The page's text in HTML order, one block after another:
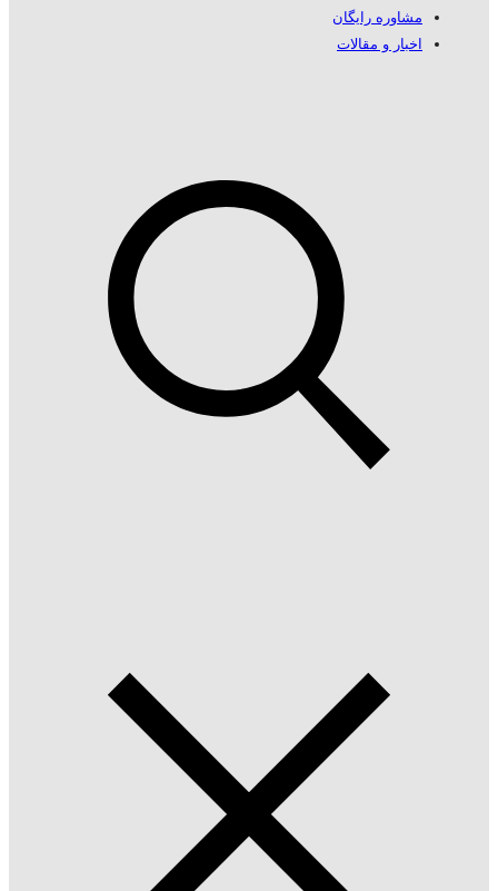
مشاوره رایگان
اخبار و مقالات